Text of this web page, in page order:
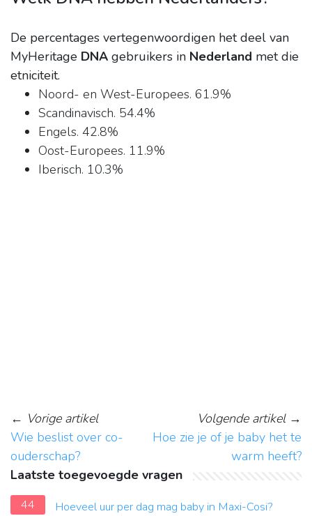
De percentages vertegenwoordigen het deel van
MyHeritage DNA gebruikers in Nederland met die
etniciteit.
Noord- en West-Europees. 61.9%
Scandinavisch. 54.4%
Engels. 42.8%
Oost-Europees. 11.9%
Iberisch. 10.3%
← Vorige artikel
Wie beslist over co-
ouderschap?
Volgende artikel→
Hoe zie je of je baby het te
warm heeft?
Laatste toegevoegde vragen
44
Hoeveel uur per dag mag baby in Maxi-Cosi?